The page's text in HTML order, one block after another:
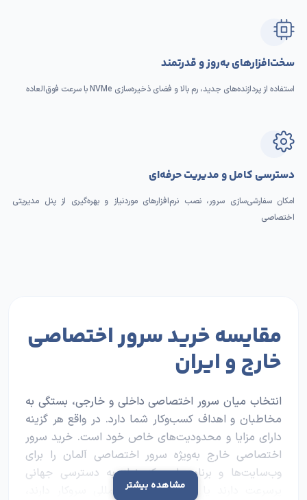
سخت‌افزارهای به‌روز و قدرتمند
استفاده از پردازنده‌های جدید، رم بالا و فضای ذخیره‌سازی NVMe با سرعت فوق‌العاده
دسترسی کامل و مدیریت حرفه‌ای
امکان سفارشی‌سازی سرور، نصب نرم‌افزارهای موردنیاز و بهره‌گیری از پنل مدیریتی
اختصاصی
مقایسه خرید سرور اختصاصی
خارج و ایران
انتخاب میان سرور اختصاصی داخلی و خارجی، بستگی به
مخاطبان و اهداف کسب‌وکار شما دارد. در واقع هر گزینه
دارای مزایا و محدودیت‌های خاص خود است. خرید سرور
اختصاصی خارج به‌ویژه سرور اختصاصی آلمان را برای
وب‌سایت‌ها و برنامه‌هایی که نیاز به دسترسی جهانی
پرسرعت دارند یا با مشتریان بین‌المللی سروکار دارند،
مشاهده بیشتر